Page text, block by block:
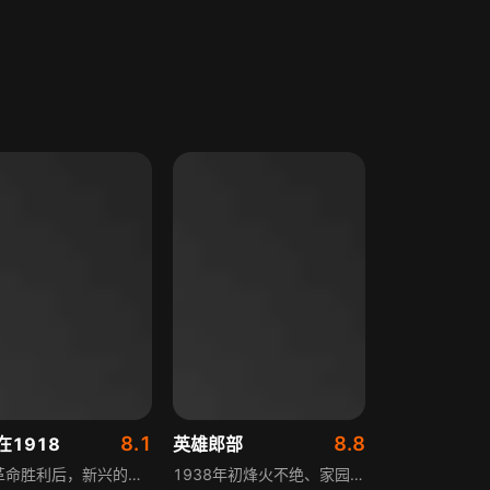
1918 8.1
十月革命胜利后，新兴的苏维埃政权受到各方敌人的武装干涉。英、日、土耳其等国利用俄国地主、富农阶级扼杀苏维埃政权的本性，在粮食问题上大做文章。同时，国内的白俄势力用能想到的所有手段剌杀列宁，打入敌人内部的马特维耶夫将敌人刺杀列宁的消息转告瓦西里，但由于布哈林的阻挠，列宁还是在工厂演讲结束后，被女特务卡普兰枪击伤害。此时，严重的饥荒笼罩着新生的苏维埃俄国，而俄国的人民则担心着自己受伤的领袖。
英雄郎部 8.8
1938年初烽火不绝、家园陷落，日本侵略者军队占据湖州城，伪军与日军一起迫害百姓，郎玉麟教书育人的梦想化作泡影。此时共产党员黄文书和胡硕的出现，为他指明了救亡图存的道路，郎玉麟由此踏上投身抗日斗争、守护家乡与民众的征程，书写属于那个年代的英雄故事。